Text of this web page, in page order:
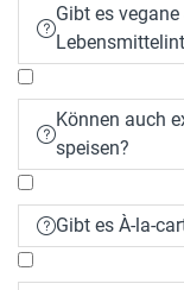

Gibt es

Können auch
speisen?
Gibt es À-la-